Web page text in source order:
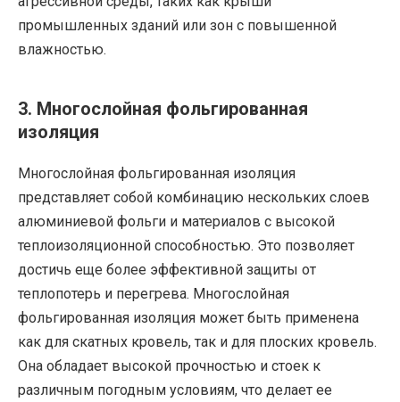
промышленных зданий или зон с повышенной
влажностью.
3. Многослойная фольгированная
изоляция
Многослойная фольгированная изоляция
представляет собой комбинацию нескольких слоев
алюминиевой фольги и материалов с высокой
теплоизоляционной способностью. Это позволяет
достичь еще более эффективной защиты от
теплопотерь и перегрева. Многослойная
фольгированная изоляция может быть применена
как для скатных кровель, так и для плоских кровель.
Она обладает высокой прочностью и стоек к
различным погодным условиям, что делает ее